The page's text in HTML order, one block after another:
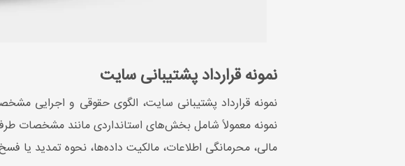
نمونه قرارداد پشتیبانی سایت
نمونه قرارداد پشتیبانی سایت، الگوی حقوقی و اجرایی
مالی، محرمانگی اطلاعات، مالکیت داده‌ها، نحوه تمدید یا